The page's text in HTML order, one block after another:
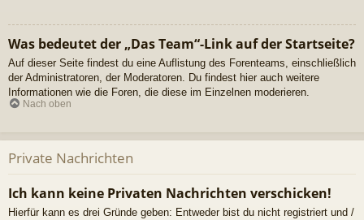
Was bedeutet der „Das Team“-Link auf der Startseite?
Auf dieser Seite findest du eine Auflistung des Forenteams, einschließlich
der Administratoren, der Moderatoren. Du findest hier auch weitere
Informationen wie die Foren, die diese im Einzelnen moderieren.
Nach oben
Private Nachrichten
Ich kann keine Privaten Nachrichten verschicken!
Hierfür kann es drei Gründe geben: Entweder bist du nicht registriert und /